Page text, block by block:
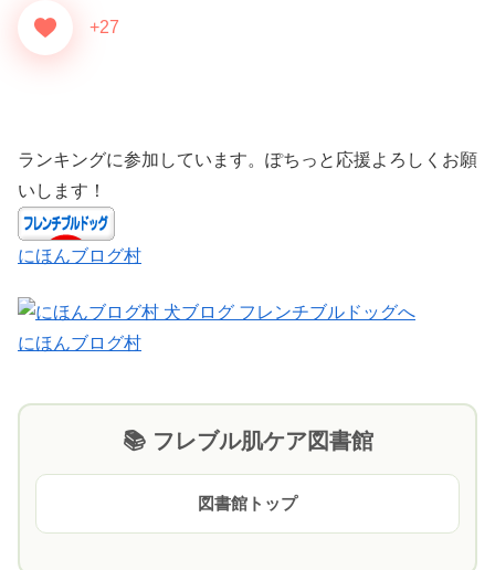
+27
ランキングに参加しています。ぽちっと応援よろしくお願
いします！
にほんブログ村
にほんブログ村
📚 フレブル肌ケア図書館
図書館トップ